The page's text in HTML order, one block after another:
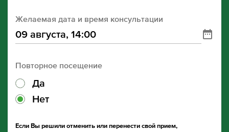
Желаемая дата и время консультации
Повторное посещение
Да
Нет
Если Вы решили отменить или перенести свой прием,